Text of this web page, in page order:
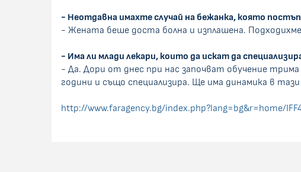
- Неотдавна имахте случай на бежанка, която
- Жената беше доста болна и изплашена.
- Има ли млади лекари, които да искат да
- Да. Дори от днес при нас започват обучение
години и също специализира. Ще има динамика в тази
http://www.faragency.bg/index.php?lang=bg&r=home/